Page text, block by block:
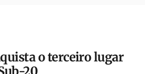
o terceiro lugar